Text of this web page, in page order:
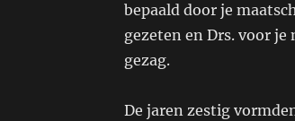
bepaald door je
gezeten en Drs. voor
gezag.
De jaren zestig